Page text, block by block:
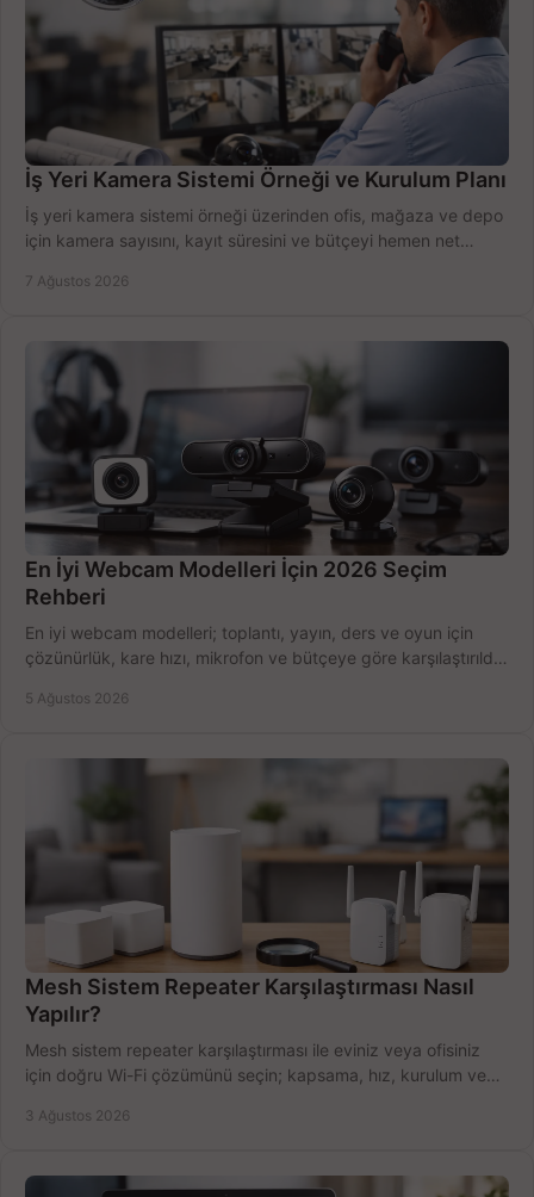
İş Yeri Kamera Sistemi Örneği ve Kurulum Planı
İş yeri kamera sistemi örneği üzerinden ofis, mağaza ve depo
için kamera sayısını, kayıt süresini ve bütçeyi hemen net
7 Ağustos 2026
En İyi Webcam Modelleri İçin 2026 Seçim
Rehberi
En iyi webcam modelleri; toplantı, yayın, ders ve oyun için
çözünürlük, kare hızı, mikrofon ve bütçeye göre karşılaştırıldı.
5 Ağustos 2026
Mesh Sistem Repeater Karşılaştırması Nasıl
Yapılır?
Mesh sistem repeater karşılaştırması ile eviniz veya ofisiniz
için doğru Wi-Fi çözümünü seçin; kapsama, hız, kurulum ve
3 Ağustos 2026